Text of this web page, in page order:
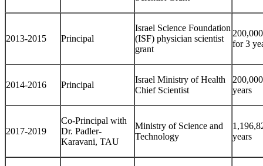
2013-2015 Principal
Israel Science Foundation
(ISF) physician scientist
grant
for 3
2014-2016 Principal
Israel Ministry of Health
Chief Scientist
years
2017-2019
Co-Principal with
Dr. Padler-
Karavani, TAU
Ministry of Science and
Technology
years